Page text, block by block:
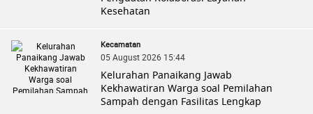
Kesehatan
Kecamatan
05 August 2026 15:44
Kelurahan Panaikang Jawab
Kekhawatiran Warga soal Pemilahan
Sampah dengan Fasilitas Lengkap